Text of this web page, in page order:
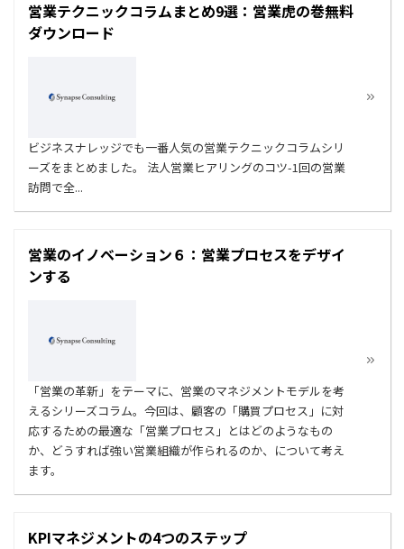
営業テクニックコラムまとめ9選：営業虎の巻無料
ダウンロード
ビジネスナレッジでも一番人気の営業テクニックコラムシリ
ーズをまとめました。 法人営業ヒアリングのコツ-1回の営業
訪問で全...
営業のイノベーション６：営業プロセスをデザイ
ンする
「営業の革新」をテーマに、営業のマネジメントモデルを考
えるシリーズコラム。今回は、顧客の「購買プロセス」に対
応するための最適な「営業プロセス」とはどのようなもの
か、どうすれば強い営業組織が作られるのか、について考え
ます。
KPIマネジメントの4つのステップ